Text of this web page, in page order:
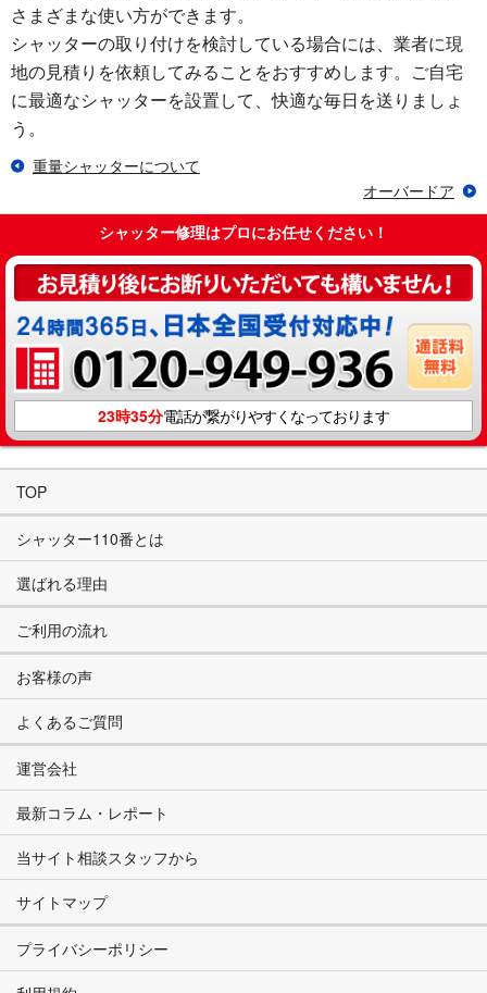
さまざまな使い方ができます。
シャッターの取り付けを検討している場合には、業者に現
地の見積りを依頼してみることをおすすめします。ご自宅
に最適なシャッターを設置して、快適な毎日を送りましょ
う。
重量シャッターについて
オーバードア
シャッター修理はプロにお任せください！
23時35分電話が繋がりやすくなっております
TOP
シャッター110番とは
選ばれる理由
ご利用の流れ
お客様の声
よくあるご質問
運営会社
最新コラム・レポート
当サイト相談スタッフから
サイトマップ
プライバシーポリシー